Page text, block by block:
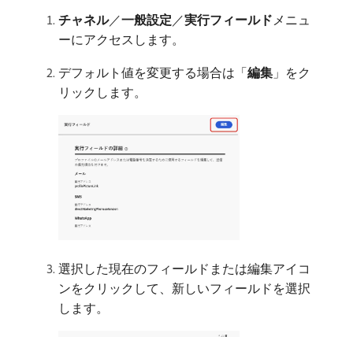
チャネル／一般設定 ／実行フィールド ​メニュ
ーにアクセスします。
デフォルト値を変更する場合は「編集 」をク
リックします。
選択した現在のフィールドまたは編集アイコ
ンをクリックして、新しいフィールドを選択
します。